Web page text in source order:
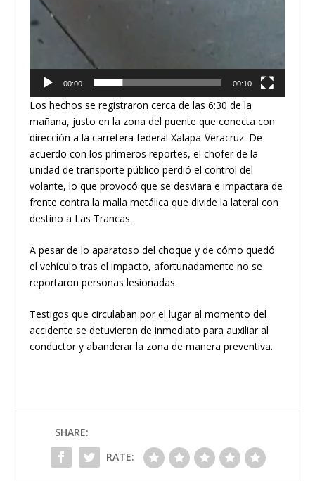
00:00 00:10
​Los hechos se registraron cerca de las6:30 de la
mañana, justo en la zona del puente que conecta con
dirección a la carretera federal Xalapa-Veracruz. De
acuerdo con los primeros reportes, el chofer de la
unidad de transporte público perdió el control del
volante, lo que provocó que se desviara e impactara de
frente contra la malla metálica que divide la lateral con
destino a Las Trancas.
A pesar de lo aparatoso del choque y de cómo quedó
el vehículo tras el impacto, afortunadamenteno se
reportaron personas lesionadas.
​Testigos que circulaban por el lugar al momento del
accidente se detuvieron de inmediato para auxiliar al
conductor y abanderar la zona de manera preventiva.
SHARE:
RATE: